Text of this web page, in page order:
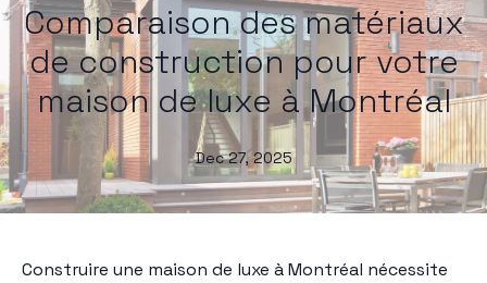
Comparaison des matériaux
de construction pour votre
maison de luxe à Montréal
Dec 27, 2025
Construire une maison de luxe à Montréal nécessite